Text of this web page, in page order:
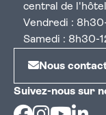
central de
Vendredi :
Samedi : 8h30-
Nous
Suivez-nous sur
Facebook
Instagram
Youtube